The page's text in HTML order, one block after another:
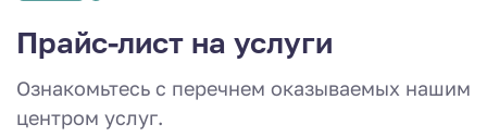
Прайс-лист на услуги
Ознакомьтесь с перечнем оказываемых нашим
центром услуг.